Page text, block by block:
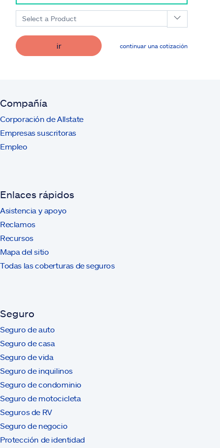
Select a Product
ir continuar una cotización
Compañía
Corporación de Allstate
Empresas suscritoras
Empleo
Enlaces rápidos
Asistencia y apoyo
Reclamos
Recursos
Mapa del sitio
Todas las coberturas de seguros
Seguro
Seguro de auto
Seguro de casa
Seguro de vida
Seguro de inquilinos
Seguro de condominio
Seguro de motocicleta
Seguros de RV
Seguro de negocio
Protección de identidad